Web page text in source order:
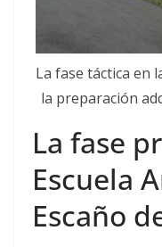
La fase táctica en
la preparación
La fase
Escuela
Escaño